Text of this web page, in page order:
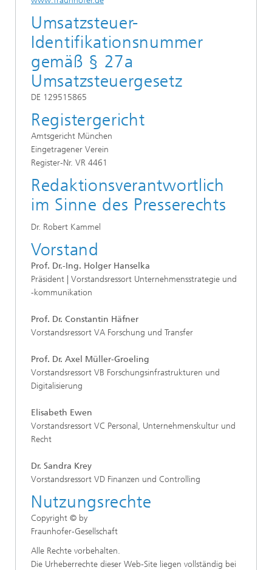
Umsatzsteuer-
Identifikationsnummer
gemäß § 27a
Umsatzsteuergesetz
DE 129515865
Registergericht
Amtsgericht München
Eingetragener Verein
Register-Nr. VR 4461
Redaktionsverantwortlich
im Sinne des Presserechts
Dr. Robert Kammel
Vorstand
Prof. Dr.-Ing. Holger Hanselka
Präsident | Vorstandsressort Unternehmensstrategie und
-kommunikation
Prof. Dr. Constantin Häfner
Vorstandsressort VA Forschung und Transfer
Prof. Dr. Axel Müller-Groeling
Vorstandsressort VB Forschungsinfrastrukturen und
Digitalisierung
Elisabeth Ewen
Vorstandsressort VC Personal, Unternehmenskultur und
Recht
Dr. Sandra Krey
Vorstandsressort VD Finanzen und Controlling
Nutzungsrechte
Copyright © by
Fraunhofer-Gesellschaft
Alle Rechte vorbehalten.
Die Urheberrechte dieser Web-Site liegen vollständig bei